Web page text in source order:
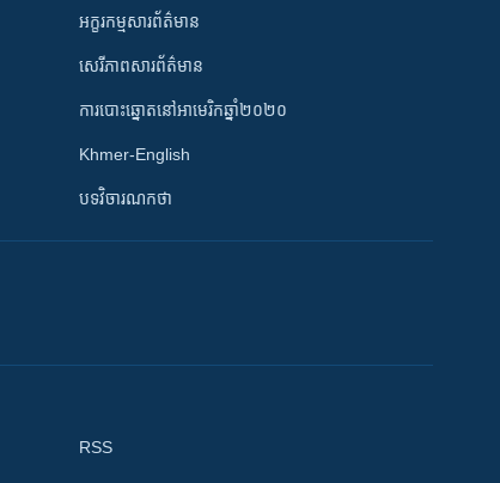
អក្ខរកម្មសារព័ត៌មាន
សេរីភាពសារព័ត៌មាន
ការបោះឆ្នោតនៅអាមេរិកឆ្នាំ២០២០
Khmer-English
បទវិចារណកថា
RSS